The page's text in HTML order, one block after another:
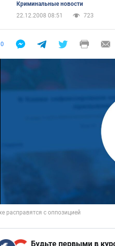
Криминальные новости
22.12.2008 08:51
723
0
Будьте первыми в